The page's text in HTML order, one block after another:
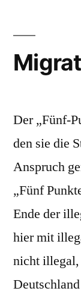
Der „Fünf-
den sie die
Anspruch
„Fünf
Ende der
hier mit
nicht illegal,